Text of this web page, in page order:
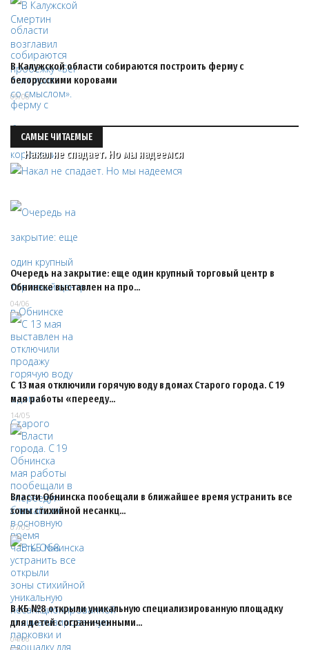
В Калужской области собираются построить ферму с
белорусскими коровами
09/08
САМЫЕ ЧИТАЕМЫЕ
Накал не спадает. Но мы надеемся
Очередь на закрытие: еще один крупный торговый центр в
Обнинске выставлен на про…
04/06
С 13 мая отключили горячую воду в домах Старого города. С 19
мая работы «перееду…
14/05
Власти Обнинска пообещали в ближайшее время устранить все
зоны стихийной несанкц…
07/05
В КБ №8 открыли уникальную специализированную площадку
для детей с ограниченными…
04/06